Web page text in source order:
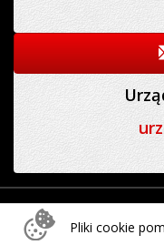
Pliki cookie
Urząd Gminy